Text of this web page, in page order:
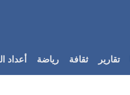
تقارير ثقافة رياضة أعداد